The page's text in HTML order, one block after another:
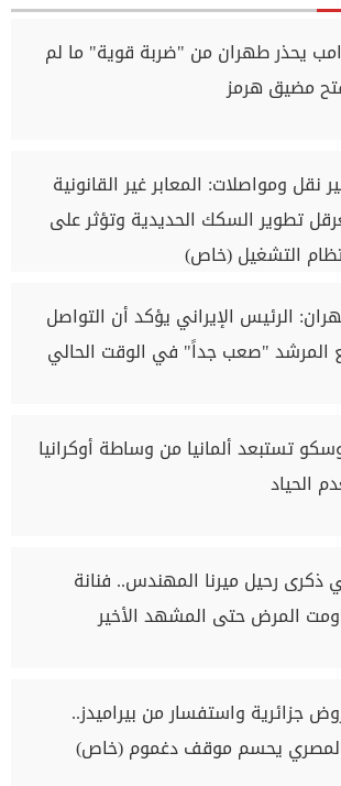
يحذر طهران من "ضربة قوية" ما لم
مضيق هرمز
نقل ومواصلات: المعابر غير القانونية
تطوير السكك الحديدية وتؤثر على
التشغيل (خاص)
الرئيس الإيراني يؤكد أن التواصل
المرشد "صعب جداً" في الوقت الحالي
تستبعد ألمانيا من وساطة أوكرانيا
الحياد
ذكرى رحيل ميرنا المهندس.. فنانة
المرض حتى المشهد الأخير
جزائرية واستفسار من بيراميدز..
يحسم موقف دغموم (خاص)